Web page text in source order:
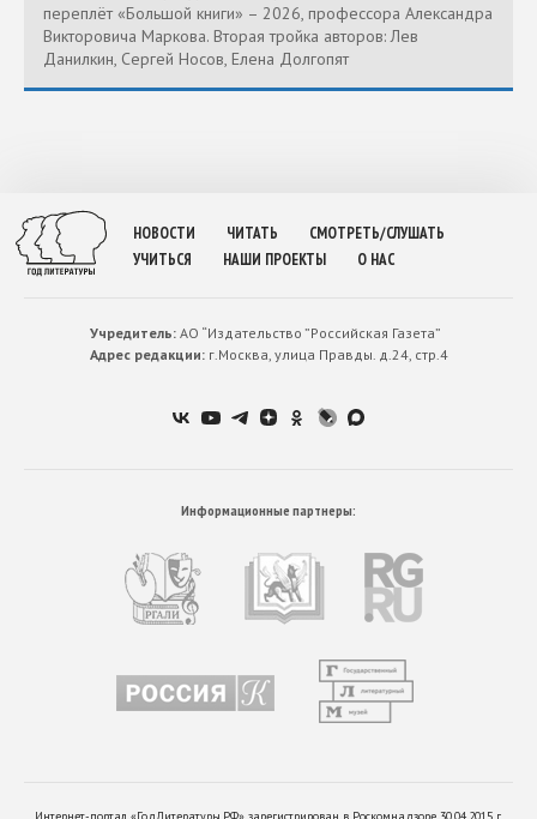
переплёт «Большой книги» – 2026, профессора Александра
Викторовича Маркова. Вторая тройка авторов: Лев
Данилкин, Сергей Носов, Елена Долгопят
НОВОСТИ ЧИТАТЬ
СМОТРЕТЬ/СЛУШАТЬ
УЧИТЬСЯ
НАШИ ПРОЕКТЫ О НАС
Учредитель:АО “Издательство ”Российская Газета”
Адрес редакции:г.Москва, улица Правды. д.24, стр.4
Информационные партнеры: